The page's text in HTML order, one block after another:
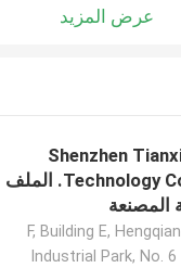
عرض المزيد
Shenzhen
Technology Co., Ltd. الملف
المصنعة
4/F, Building E,
Industrial Park, No. 6